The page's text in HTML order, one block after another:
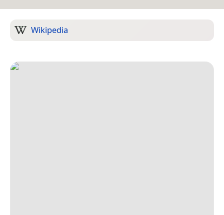
Wikipedia